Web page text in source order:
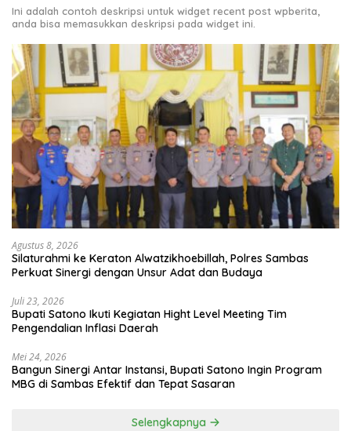
Ini adalah contoh deskripsi untuk widget recent post wpberita,
anda bisa memasukkan deskripsi pada widget ini.
Agustus 8, 2026
Silaturahmi ke Keraton Alwatzikhoebillah, Polres Sambas
Perkuat Sinergi dengan Unsur Adat dan Budaya
Juli 23, 2026
Bupati Satono Ikuti Kegiatan Hight Level Meeting Tim
Pengendalian Inflasi Daerah
Mei 24, 2026
Bangun Sinergi Antar Instansi, Bupati Satono Ingin Program
MBG di Sambas Efektif dan Tepat Sasaran
Selengkapnya